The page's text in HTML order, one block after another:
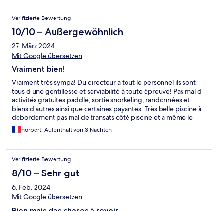
Verifizierte Bewertung
10/10 – Außergewöhnlich
27. März 2024
Mit Google übersetzen
Vraiment bien!
Vraiment très sympa! Du directeur a tout le personnel ils sont
tous d une gentillesse et serviabilité à toute épreuve! Pas mal d
activités gratuites paddle, sortie snorkeling, randonnées et
biens d autres ainsi que certaines payantes. Très belle piscine à
débordement pas mal de transats côté piscine et a même le
sable sur la plage. Un très bon buffet préparer par le chef pour
le soir plats savoureux pour un buffet souvent pas terrible
plage de sable Chambres au top surtout celles en front beach
quasiment directement sur la plage avec belle terrasse privée
très grand lit bonne literie Clim et ventilé de plafond efficace
Très bel hôtel à recommander ! Merci à toute l équipe !
norbert, Aufenthalt von 3 Nächten
Verifizierte Bewertung
8/10 – Sehr gut
6. Feb. 2024
Mit Google übersetzen